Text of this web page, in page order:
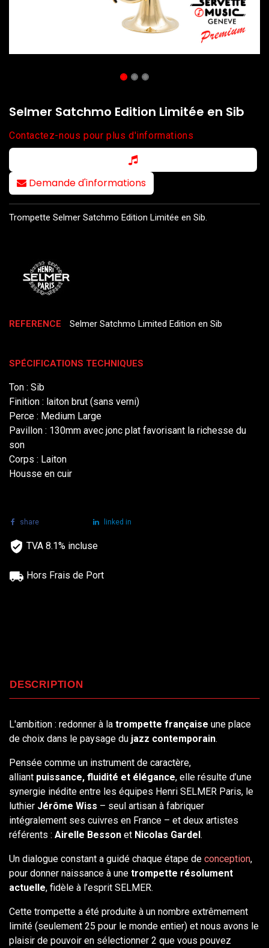
Selmer Satchmo Edition Limitée en Sib
Contactez-nous pour plus d'informations
Demande d'informations
Trompette Selmer Satchmo Edition Limitée en Sib.
REFERENCE Selmer Satchmo Limited Edition en Sib
SPÉCIFICATIONS TECHNIQUES
Ton : Sib
Finition : laiton brut (sans verni)
Perce : Medium Large
Pavillon : 130mm avec jonc plat favorisant la richesse du
son
Corps : Laiton
Housse en cuir
share linked in
TVA 8.1% incluse
Hors Frais de Port
DESCRIPTION
L'ambition : redonner à la trompette française une place
de choix dans le paysage du jazz contemporain.
Pensée comme un instrument de caractère,
alliant puissance, fluidité et élégance, elle résulte d’une
synergie inédite entre les équipes Henri SELMER Paris, le
luthier Jérôme Wiss – seul artisan à fabriquer
intégralement ses cuivres en France – et deux artistes
référents : Airelle Besson et Nicolas Gardel.
Un dialogue constant a guidé chaque étape de conception,
pour donner naissance à une trompette résolument
actuelle, fidèle à l’esprit SELMER.
Cette trompette a été produite à un nombre extrêmement
limité (seulement 25 pour le monde entier) et nous avons le
plaisir de pouvoir en sélectionner 2 que vous pouvez